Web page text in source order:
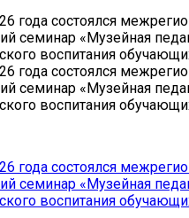
года состоялся
семинар «Музейная
воспитания
года состоялся
семинар «Музейная
воспитания
года состоялся
семинар «Музейная
воспитания